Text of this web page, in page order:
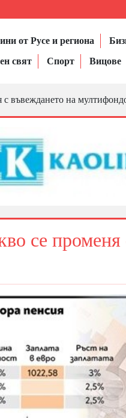
от Русе и региона
свят
Спорт Вицове
въвеждането на
се променя